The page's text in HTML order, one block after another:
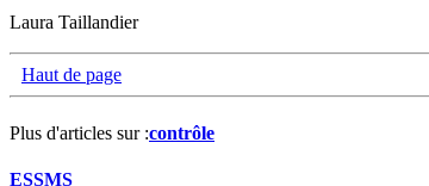
Laura Taillandier
Haut de page
Plus d'articles sur :contrôle
ESSMS